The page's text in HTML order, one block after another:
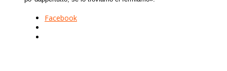
Facebook